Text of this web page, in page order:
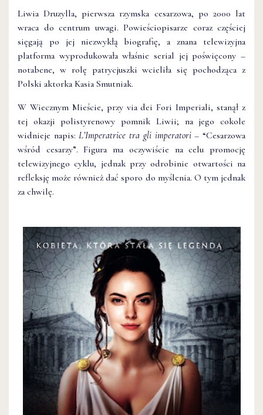
Liwia Druzylla, pierwsza rzymska cesarzowa, po 2000 lat
wraca do centrum uwagi. Powieściopisarze coraz częściej
sięgają po jej niezwykłą biografię, a znana telewizyjna
platforma wyprodukowała właśnie serial jej poświęcony –
notabene, w rolę patrycjuszki wcieliła się pochodząca z
Polski aktorka Kasia Smutniak.
W Wiecznym Mieście, przy via dei Fori Imperiali, stanął z
tej okazji polistyrenowy pomnik Liwii; na jego cokole
widnieje napis:L’Imperatrice tra gli imperatori– “Cesarzowa
wśród cesarzy”. Figura ma oczywiście na celu promocję
telewizyjnego cyklu, jednak przy odrobinie otwartości na
refleksję może również dać sporo do myślenia. O tym jednak
za chwilę.